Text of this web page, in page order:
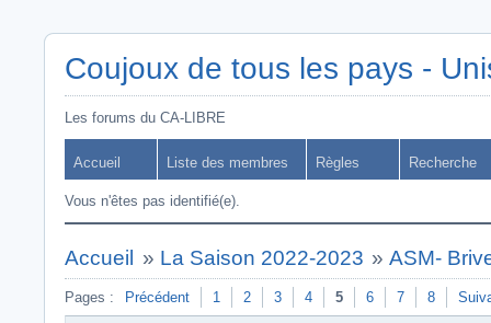
Coujoux de tous les pays -
Les forums du CA-LIBRE
Accueil Liste des membres Règles Recherche
Vous n'êtes pas identifié(e).
Accueil » La Saison 2022-2023 »ASM-
Pages : Précédent 1 2 3 4 5 6 7 8